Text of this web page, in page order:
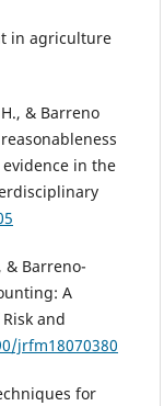
in agriculture
& Barreno
in the
& Barreno-
A
and
jrfm18070380
for